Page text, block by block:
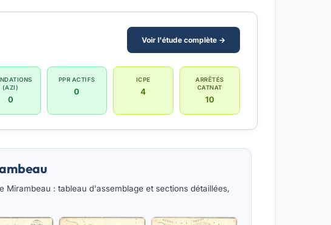
Voir l'étude complète →
(AZI)
0
PPR ACTIFS
0
ICPE
4
ARRÊTÉS
CATNAT
10
Mirambeau : tableau d'assemblage et sections détaillées,